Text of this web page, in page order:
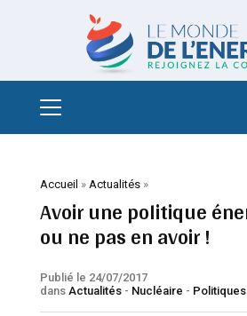
Accueil » Actualités»
Avoir une politique
ou ne pas en avoir !
Publié le 24/07/2017
dans Actualités- Nucléaire -